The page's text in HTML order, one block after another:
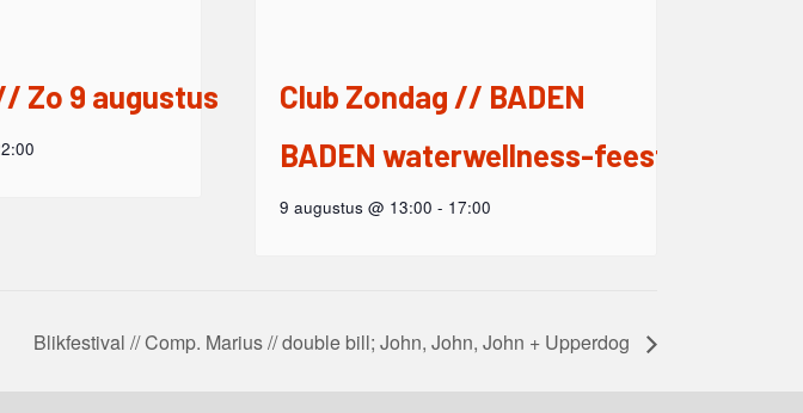
Zo 9 augustus
Club Zondag // BADEN
BADEN waterwellness-feest
9 augustus @ 13:00 - 17:00
Blikfestival // Comp. Marius // double bill; John, John, John + Upperdog